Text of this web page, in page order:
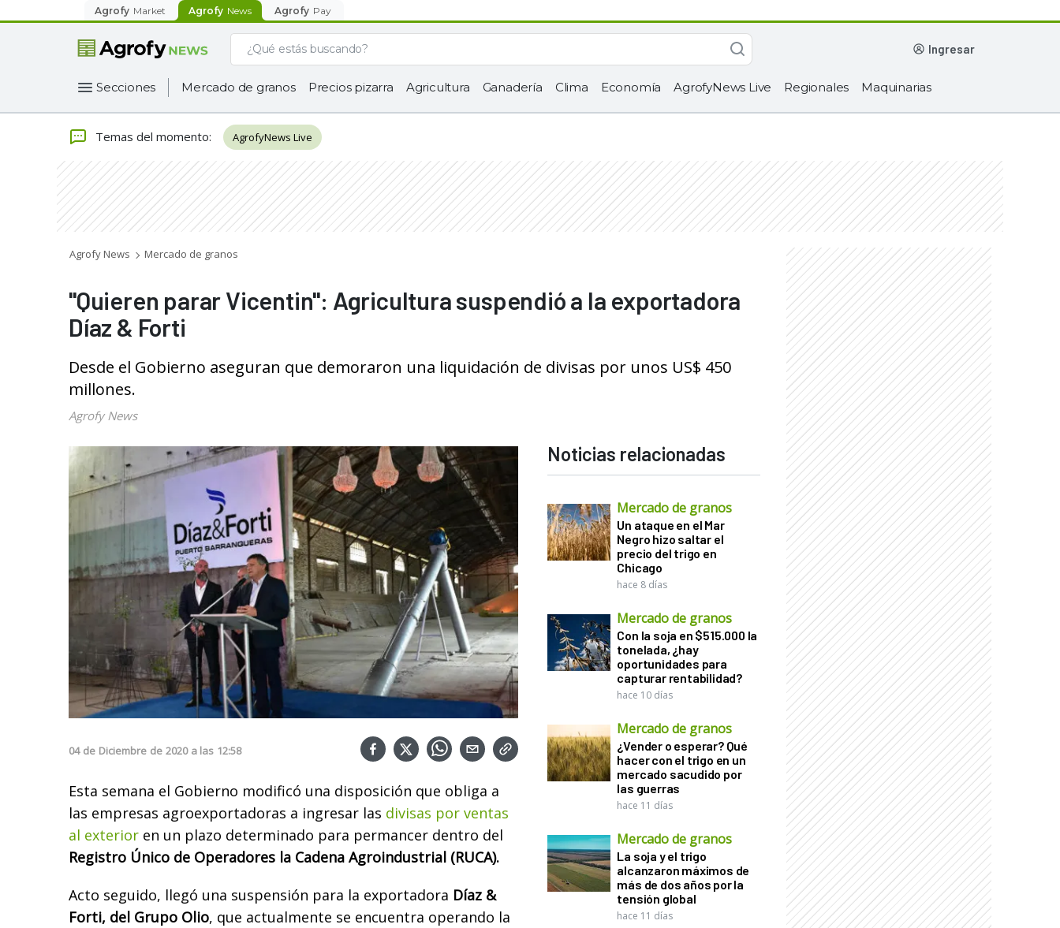
Agrofy Market Agrofy News Agrofy Pay
ingresar
Secciones Mercado de granos Precios pizarra Agricultura Ganadería Clima Economía AgrofyNews Live Regionales Maquinarias
Temas del momento: AgrofyNews Live
Agrofy News Mercado de granos
"Quieren parar Vicentin": Agricultura suspendió a la exportadora
Díaz & Forti
Desde el Gobierno aseguran que demoraron una liquidación de divisas por unos US$ 450
millones.
Agrofy News
04 de Diciembre de 2020 a las 12:58
Esta semana el Gobierno modificó una disposición que obliga a
las empresas agroexportadoras a ingresar las divisas por ventas
al exterior en un plazo determinado para permancer dentro del
Registro Único de Operadores la Cadena Agroindustrial (RUCA).
Acto seguido, llegó una suspensión para la exportadora Díaz &
Forti, del Grupo Olio, que actualmente se encuentra operando la
Noticias relacionadas
Mercado de granos
Un ataque en el Mar
Negro hizo saltar el
precio del trigo en
Chicago
hace 8 días
Mercado de granos
Con la soja en $515.000 la
tonelada, ¿hay
oportunidades para
capturar rentabilidad?
hace 10 días
Mercado de granos
¿Vender o esperar? Qué
hacer con el trigo en un
mercado sacudido por
las guerras
hace 11 días
Mercado de granos
La soja y el trigo
alcanzaron máximos de
más de dos años por la
tensión global
hace 11 días